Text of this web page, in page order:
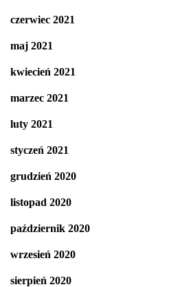
czerwiec 2021
maj 2021
kwiecień 2021
marzec 2021
luty 2021
styczeń 2021
grudzień 2020
listopad 2020
październik 2020
wrzesień 2020
sierpień 2020